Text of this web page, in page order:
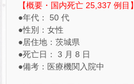
【概要・国内死亡 25,337 例目】
●年代： 50 代
●性別：女性
●居住地：茨城県
●死亡日： 3 月 8 日
●備考：医療機関入院中